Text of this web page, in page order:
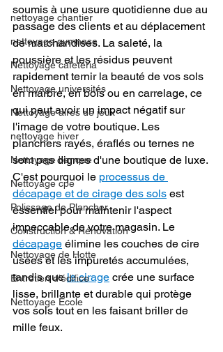
nettoyage chantier
nettoyage gymnase
Nettoyage cafeteria
Nettoyage universités
Nettoyage aires de jeux
nettoyage hiver
Nettoyage banque
Nettoyage cpe
Polissage de Plancher
Construction & Rénovation
Nettoyage de Hotte
Entretien d'édifice
Nettoyage École
soumis à une usure quotidienne due au
passage des clients et au déplacement
de marchandises. La saleté, la
poussière et les résidus peuvent
rapidement ternir la beauté de vos sols
en marbre, en bois ou en carrelage, ce
qui peut avoir un impact négatif sur
l'image de votre boutique. Les
planchers rayés, éraflés ou ternes ne
sont pas dignes d'une boutique de luxe.
C'est pourquoi le processus de
décapage et de cirage des sols est
essentiel pour maintenir l'aspect
impeccable de votre magasin. Le
décapage élimine les couches de cire
usées et les impuretés accumulées,
tandis que le cirage crée une surface
lisse, brillante et durable qui protège
vos sols tout en les faisant briller de
mille feux.